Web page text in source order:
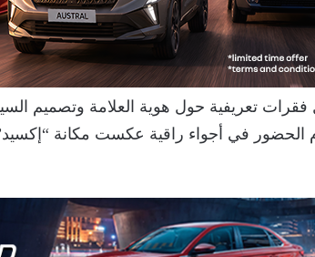
فقرات تعريفية حول هوية العلامة وتصميم
الحضور في أجواء راقية عكست مكانة